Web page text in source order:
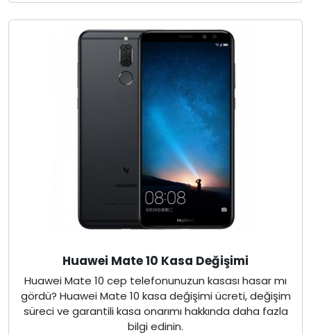
Huawei Mate 10 Kasa Değişimi
Huawei Mate 10 cep telefonunuzun kasası hasar mı
gördü? Huawei Mate 10 kasa değişimi ücreti, değişim
süreci ve garantili kasa onarımı hakkında daha fazla
bilgi edinin.